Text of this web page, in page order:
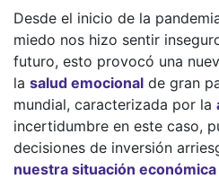
Desde el inicio de la
miedo nos hizo sentir
futuro, esto provocó una
la salud emocional de gran
mundial, caracterizada por la
incertidumbre en este caso,
decisiones de inversión
nuestra situación económica